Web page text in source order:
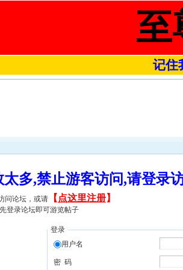
至
记住
太多,禁止游客访问,请登
问论坛，或请 【 点这里注册】
登录论坛即可游览帖子
登录
用户名
密 码